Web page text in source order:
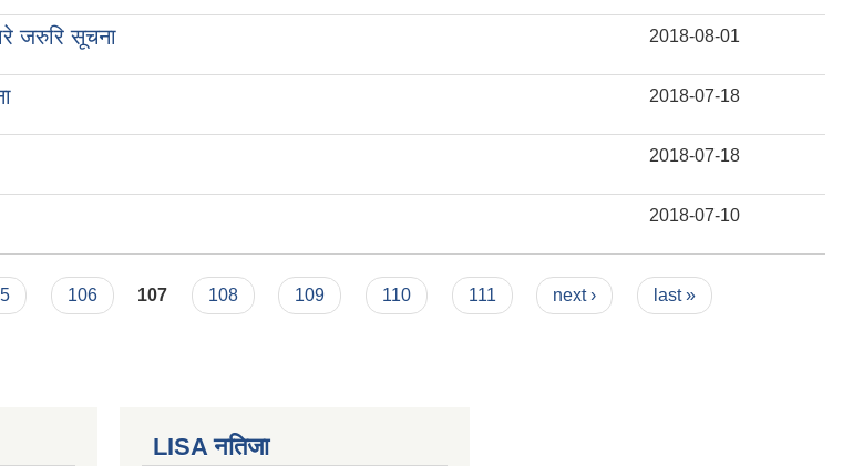
जरुरि सूचना 2018-08-01
2018-07-18
2018-07-18
2018-07-10
106 107 108 109 110 111 next › last »
LISA नतिजा